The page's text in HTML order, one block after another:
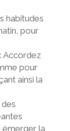
habitudes
pour
Accordez
pour
ainsi la
émerger la